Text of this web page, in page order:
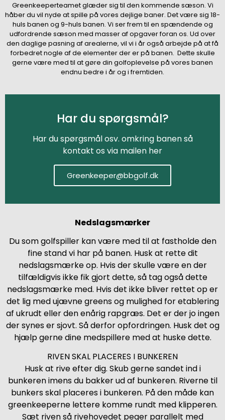
Greenkeeperteamet glæder sig til den kommende sæson. Vi
håber du vil nyde at spille på vores dejlige baner. Det være sig 18-
huls banen og 9-huls banen. Vi ser frem til en spændende og
udfordrende sæson med masser af opgaver foran os. Ud over
den daglige pasning af arealerne, vil vi i år også arbejde på at få
forbedret nogle af de elementer der er på banen. Dette skulle
gerne være med til at gøre din golfoplevelse på vores banen
endnu bedre i år og i fremtiden.
Har du spørgsmål?
Har du spørgsmål osv. omkring banen så
kontakt os via mailen her
Greenkeeper@bbgolf.dk
Nedslagsmærker
Du som golfspiller kan være med til at fastholde den
fine stand vi har på banen. Husk at rette dit
nedslagsmærke op. Hvis der skulle være en der
tilfældigvis ikke fik gjort dette, så tag også dette
nedslagsmærke med. Hvis det ikke bliver rettet op er
det lig med ujævne greens og mulighed for etablering
af ukrudt eller den enårig rapgræs. Det er der jo ingen
der synes er sjovt. Så derfor opfordringen. Husk det og
hjælp gerne dine medspillere med at huske dette.
RIVEN SKAL PLACERES I BUNKEREN
Husk at rive efter dig. Skub gerne sandet ind i
bunkeren imens du bakker ud af bunkeren. Riverne til
bunkers skal placeres i bunkeren. På den måde kan
greenkeeperne lettere komme rundt med klipperen.
Sæt riven så rivehovedet peger parallelt med